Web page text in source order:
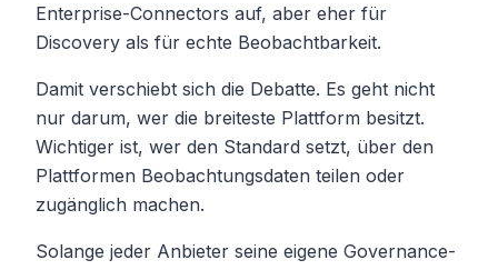
Enterprise-Connectors auf, aber eher für
Discovery als für echte Beobachtbarkeit.
Damit verschiebt sich die Debatte. Es geht nicht
nur darum, wer die breiteste Plattform besitzt.
Wichtiger ist, wer den Standard setzt, über den
Plattformen Beobachtungsdaten teilen oder
zugänglich machen.
Solange jeder Anbieter seine eigene Governance-